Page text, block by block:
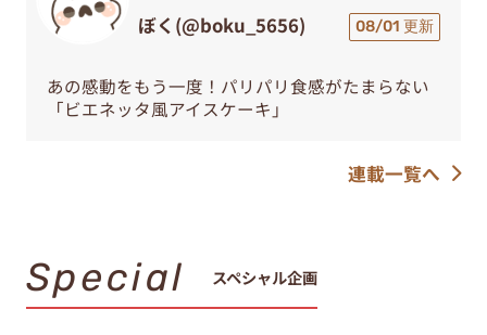
ぼく(@boku_5656) 08/01 更新
あの感動をもう一度！パリパリ食感がたまらない
「ビエネッタ風アイスケーキ」
連載一覧へ
Special スペシャル企画